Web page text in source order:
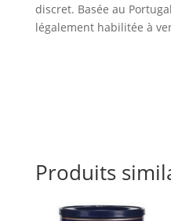
discret. Basée au
légalement habilitée à
Produits